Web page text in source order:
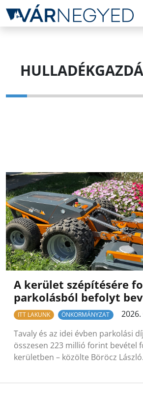
A kerület szépítésére
parkolásból befolyt
ITT LAKUNK ÖNKORMÁNYZAT
2026.
Tavaly és az idei évben parkolási
összesen 223 millió forint bevétel
kerületben – közölte Böröcz